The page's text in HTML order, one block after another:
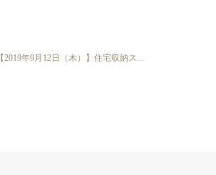
【2019年9月12日（木）】住宅収納ス...